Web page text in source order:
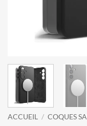
ACCUEIL / COQUES